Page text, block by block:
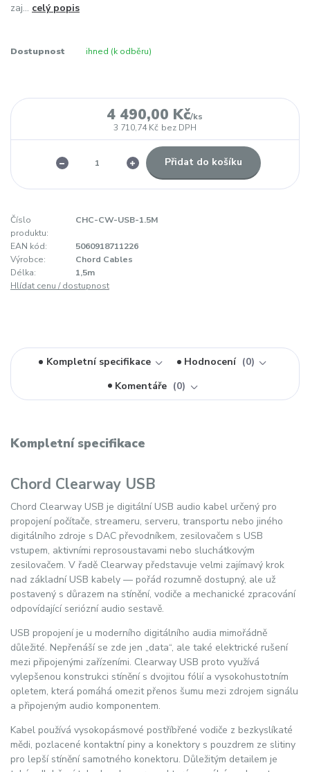
zaj... celý popis
Dostupnost ihned (k odběru)
4 490,00 Kč/ks
3 710,74 Kč bez DPH
Přidat do košíku
Číslo
produktu:
CHC-CW-USB-1.5M
EAN kód:
5060918711226
Výrobce:
Chord Cables
Délka:
1,5m
Hlídat cenu / dostupnost
Kompletní specifikace Hodnocení
0
Komentáře
0
Kompletní specifikace
Chord Clearway USB
Chord Clearway USB je digitální USB audio kabel určený pro
propojení počítače, streameru, serveru, transportu nebo jiného
digitálního zdroje s DAC převodníkem, zesilovačem s USB
vstupem, aktivními reprosoustavami nebo sluchátkovým
zesilovačem. V řadě Clearway představuje velmi zajímavý krok
nad základní USB kabely — pořád rozumně dostupný, ale už
postavený s důrazem na stínění, vodiče a mechanické zpracování
odpovídající seriózní audio sestavě.
USB propojení je u moderního digitálního audia mimořádně
důležité. Nepřenáší se zde jen „data“, ale také elektrické rušení
mezi připojenými zařízeními. Clearway USB proto využívá
vylepšenou konstrukci stínění s dvojitou fólií a vysokohustotním
opletem, která pomáhá omezit přenos šumu mezi zdrojem signálu
a připojeným audio komponentem.
Kabel používá vysokopásmové postříbřené vodiče z bezkyslíkaté
mědi, pozlacené kontaktní piny a konektory s pouzdrem ze slitiny
pro lepší stínění samotného konektoru. Důležitým detailem je